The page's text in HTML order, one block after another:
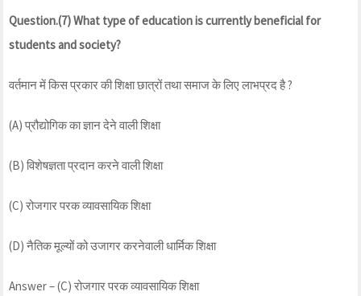
Question.(7) What type of education is currently beneficial for
students and society?
वर्तमान में किस प्रकार की शिक्षा छात्रों तथा समाज के लिए लाभप्रद है ?
(A) प्रौद्योगिक का ज्ञान देने वाली शिक्षा
(B) विशेषज्ञता प्रदान करने वाली शिक्षा
(C) रोजगार परक व्यावसायिक शिक्षा
(D) नैतिक मूल्यों को उजागर करनेवाली धार्मिक शिक्षा
Answer – (C) रोजगार परक व्यावसायिक शिक्षा